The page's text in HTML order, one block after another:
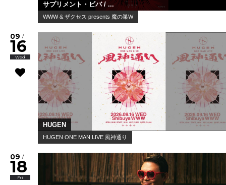
サプリメント・ビバ / ...
WWW & ザクセス presents 魔の巣W
09 /
16
Wed
HUGEN
HUGEN ONE MAN LIVE 風神通り
09 /
18
Fri